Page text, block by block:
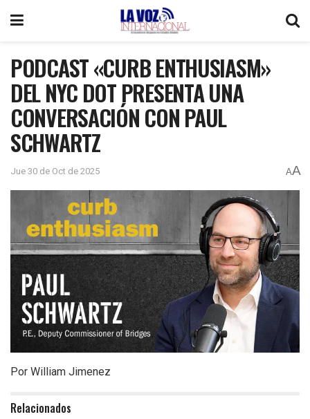
PODCAST «CURB ENTHUSIASM»
DEL NYC DOT PRESENTA UNA
CONVERSACIÓN CON PAUL
SCHWARTZ
Jue 30 de Oct de 2025 AA
Por William Jimenez
Relacionados